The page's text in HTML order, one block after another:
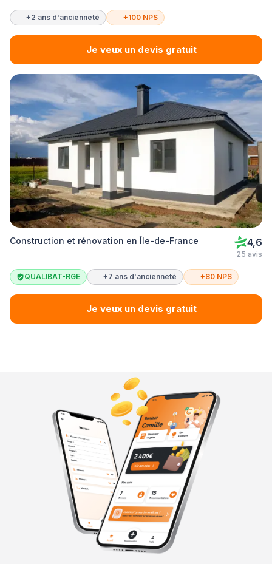
+2 ans d'ancienneté +100 NPS
Je veux un devis gratuit
Construction et rénovation en Île-de-France 4,6
25 avis
QUALIBAT-RGE +7 ans d'ancienneté +80 NPS
Je veux un devis gratuit